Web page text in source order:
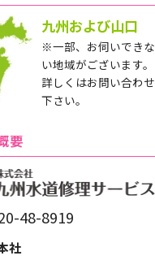
九州および山口
※一部、お伺いできな
い地域がございます。
詳しくはお問い合わせ
下さい。
要
48-8919
社